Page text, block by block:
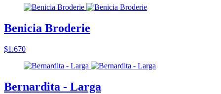
Benicia Broderie
$1.670
Bernardita - Larga